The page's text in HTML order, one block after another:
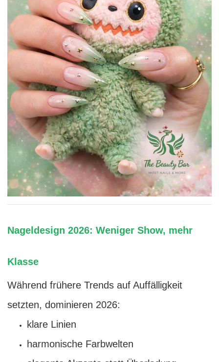
Nageldesign 2026: Weniger Show, mehr
Klasse
Während frühere Trends auf Auffälligkeit
setzten, dominieren 2026:
klare Linien
harmonische Farbwelten